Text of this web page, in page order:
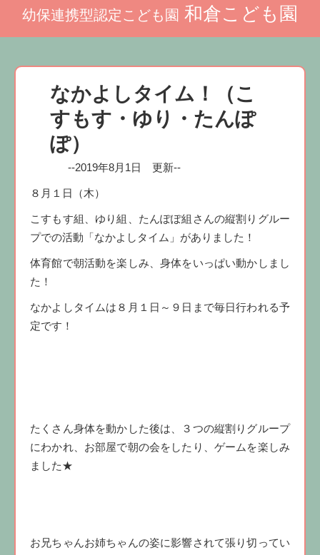
幼保連携型認定こども園 和倉こども園
なかよしタイム！（こ
すもす・ゆり・たんぽ
ぽ）
--2019年8月1日 更新--
８月１日（木）
こすもす組、ゆり組、たんぽぽ組さんの縦割りグルー
プでの活動「なかよしタイム」がありました！
体育館で朝活動を楽しみ、身体をいっぱい動かしまし
た！
なかよしタイムは８月１日～９日まで毎日行われる予
定です！
たくさん身体を動かした後は、３つの縦割りグループ
にわかれ、お部屋で朝の会をしたり、ゲームを楽しみ
ました★
お兄ちゃんお姉ちゃんの姿に影響されて張り切ってい